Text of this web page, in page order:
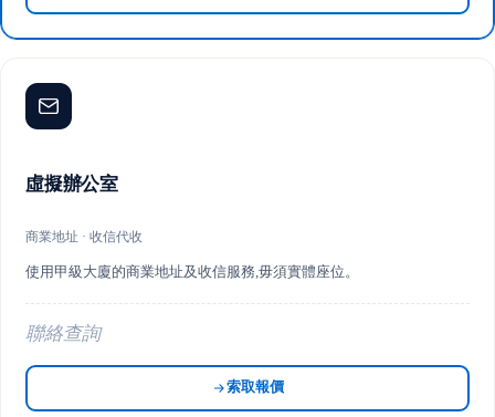
虛擬辦公室
商業地址 · 收信代收
使用甲級大廈的商業地址及收信服務,毋須實體座位。
聯絡查詢
索取報價